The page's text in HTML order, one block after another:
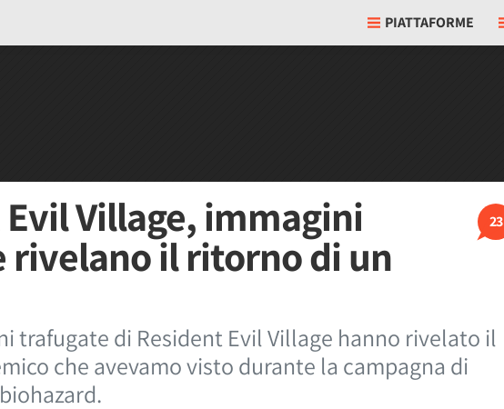
PIATTAFORME
23
Village, immagini
rivelano il ritorno di un
trafugate di Resident Evil Village hanno rivelato il
che avevamo visto durante la campagna di